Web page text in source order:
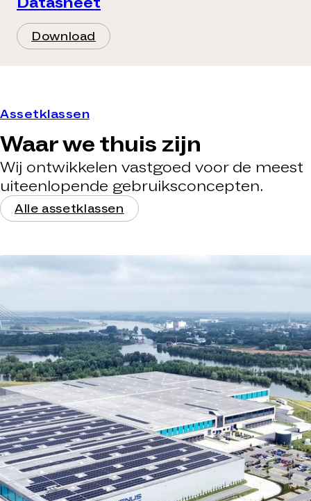
Download
Assetklassen
Waar we thuis zijn
Wij ontwikkelen vastgoed voor de meest
uiteenlopende gebruiksconcepten.
Alle assetklassen